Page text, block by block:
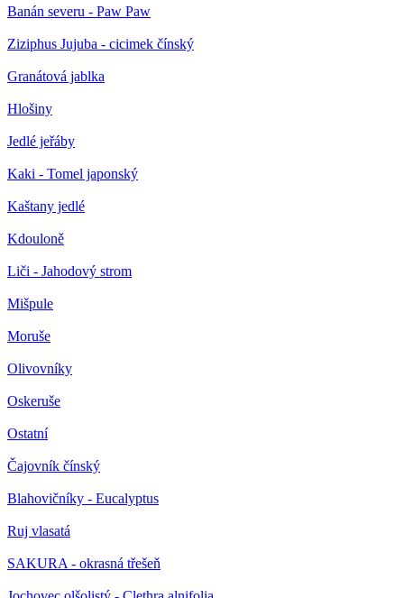
Banán severu - Paw Paw
Ziziphus Jujuba - cicimek čínský
Granátová jablka
Hlošiny
Jedlé jeřáby
Kaki - Tomel japonský
Kaštany jedlé
Kdouloně
Liči - Jahodový strom
Mišpule
Moruše
Olivovníky
Oskeruše
Ostatní
Čajovník čínský
Blahovičníky - Eucalyptus
Ruj vlasatá
SAKURA - okrasná třešeň